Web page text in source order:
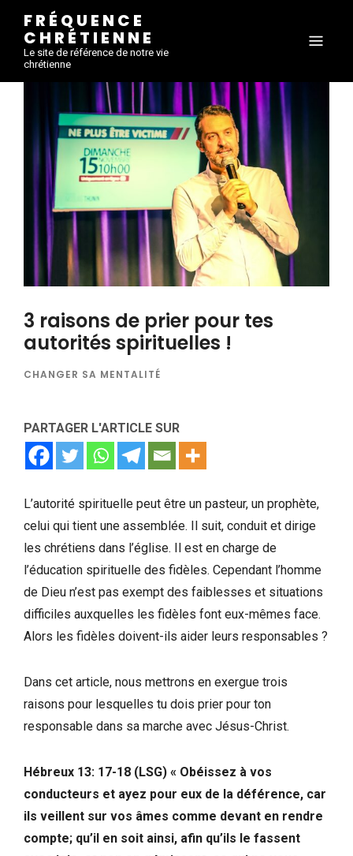
FRÉQUENCE
CHRÉTIENNE
Le site de référence de notre vie
chrétienne
3 raisons de prier pour tes
autorités spirituelles !
CHANGER SA MENTALITÉ
PARTAGER L'ARTICLE SUR
L’autorité spirituelle peut être un pasteur, un prophète,
celui qui tient une assemblée. Il suit, conduit et dirige
les chrétiens dans l’église. Il est en charge de
l’éducation spirituelle des fidèles. Cependant l’homme
de Dieu n’est pas exempt des faiblesses et situations
difficiles auxquelles les fidèles font eux-mêmes face.
Alors les fidèles doivent-ils aider leurs responsables ?
Dans cet article, nous mettrons en exergue trois
raisons pour lesquelles tu dois prier pour ton
responsable dans sa marche avec Jésus-Christ.
Hébreux 13: 17-18 (LSG) « Obéissez à vos
conducteurs et ayez pour eux de la déférence, car
ils veillent sur vos âmes comme devant en rendre
compte; qu’il en soit ainsi, afin qu’ils le fassent